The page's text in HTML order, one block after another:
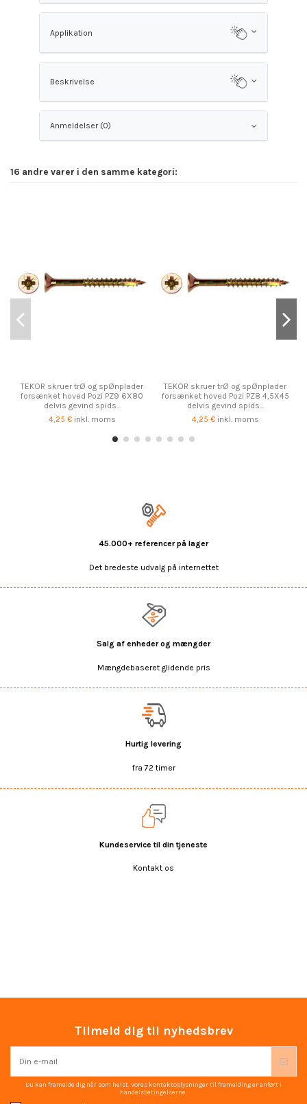
Applikation
Beskrivelse
Anmeldelser (0)
16 andre varer i den samme kategori:
TEKOR skruer trØ og spØnplader
forsænket hoved Pozi PZ9 6X80
delvis gevind spids...
4,25 € inkl. moms
TEKOR skruer trØ og spØnplader
forsænket hoved Pozi PZ8 4,5X45
delvis gevind spids...
4,25 € inkl. moms
45.000+ referencer på lager
Det bredeste udvalg på internettet
Salg af enheder og mængder
Mængdebaseret glidende pris
Hurtig levering
fra 72 timer
Kundeservice til din tjeneste
Kontakt os
Tilmeld dig til nyhedsbrev
Du kan framelde dig når som helst. Vores kontaktoplysninger til framelding er anført i
handelsbetingelserne.